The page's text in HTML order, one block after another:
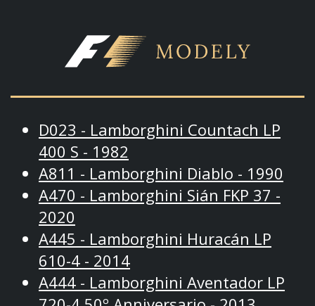
D023 - Lamborghini Countach LP
400 S - 1982
A811 - Lamborghini Diablo - 1990
A470 - Lamborghini Sián FKP 37 -
2020
A445 - Lamborghini Huracán LP
610-4 - 2014
A444 - Lamborghini Aventador LP